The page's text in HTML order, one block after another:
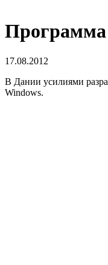
Программа
17.08.2012
В Дании усилиями
Windows.